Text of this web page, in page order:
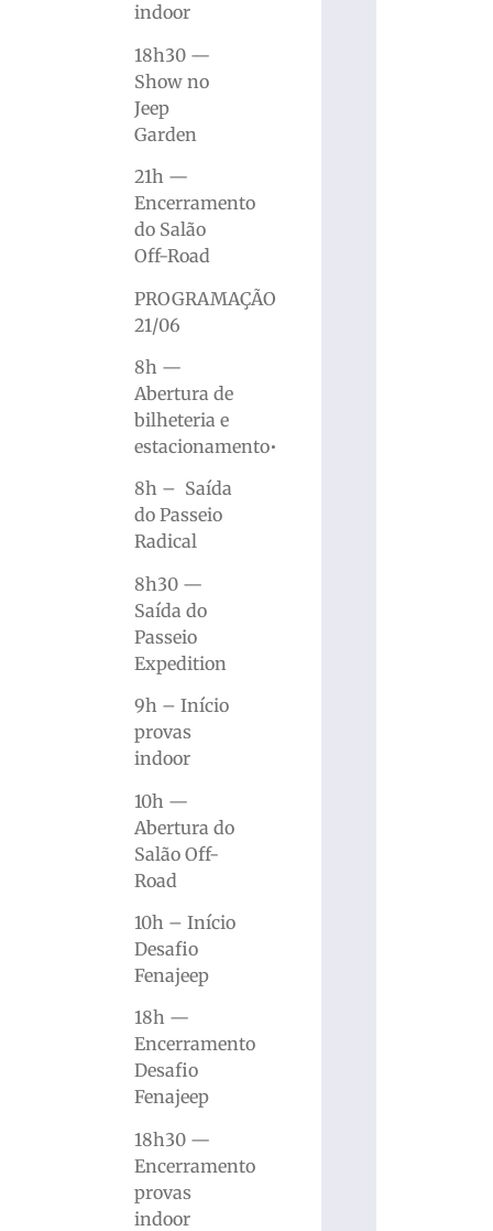
indoor
18h30 —
Show no
Jeep
Garden
21h —
Encerramento
do Salão
Off-Road
PROGRAMAÇÃO
21/06
8h —
Abertura de
bilheteria e
estacionamento•
8h – Saída
do Passeio
Radical
8h30 —
Saída do
Passeio
Expedition
9h – Início
provas
indoor
10h —
Abertura do
Salão Off-
Road
10h – Início
Desafio
Fenajeep
18h —
Encerramento
Desafio
Fenajeep
18h30 —
Encerramento
provas
indoor